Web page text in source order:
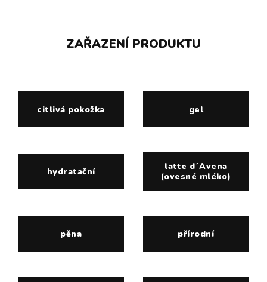
ZAŘAZENÍ PRODUKTU
citlivá pokožka gel
hydratační
latte d´Avena
(ovesné mléko)
pěna přírodní